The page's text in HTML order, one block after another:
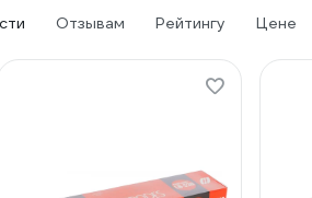
Отзывам Рейтингу Цене